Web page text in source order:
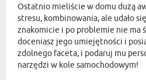
Ostatnio mieliście w domu dużą
stresu, kombinowania, ale udało
znakomicie i po problemie nie ma
doceniasz jego umiejętności i
zdolnego faceta, i podaruj mu
narzędzi w kole samochodowym!